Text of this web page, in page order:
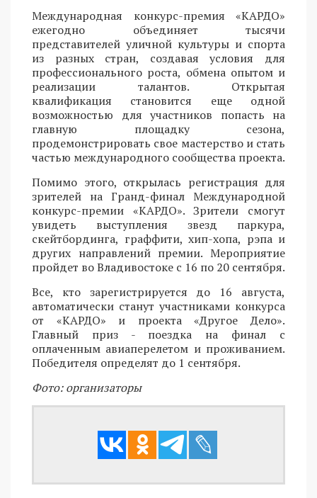
Международная конкурс-премия «КАРДО»
ежегодно объединяет тысячи
представителей уличной культуры и спорта
из разных стран, создавая условия для
профессионального роста, обмена опытом и
реализации талантов. Открытая
квалификация становится еще одной
возможностью для участников попасть на
главную площадку сезона,
продемонстрировать свое мастерство и стать
частью международного сообщества проекта.
Помимо этого, открылась регистрация для
зрителей на Гранд-финал Международной
конкурс-премии «КАРДО». Зрители смогут
увидеть выступления звезд паркура,
скейтбординга, граффити, хип-хопа, рэпа и
других направлений премии. Мероприятие
пройдет во Владивостоке с 16 по 20 сентября.
Все, кто зарегистрируется до 16 августа,
автоматически станут участниками конкурса
от «КАРДО» и проекта «Другое Дело».
Главный приз - поездка на финал с
оплаченным авиаперелетом и проживанием.
Победителя определят до 1 сентября.
Фото: организаторы